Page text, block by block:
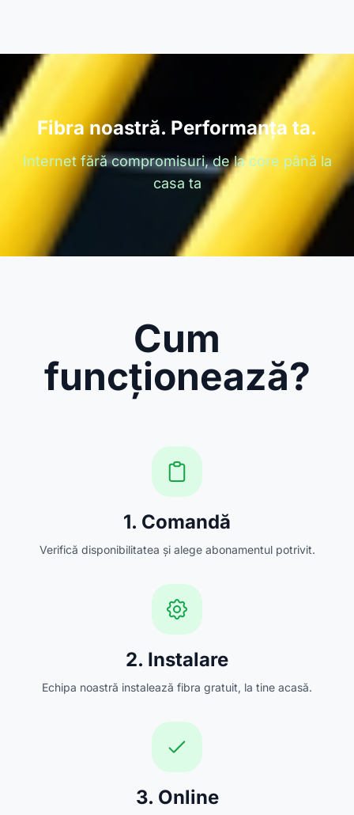
Fibra noastră. Performanța ta.
Internet fără compromisuri, de la core până la
casa ta
Cum
funcționează?
1. Comandă
Verifică disponibilitatea și alege abonamentul potrivit.
2. Instalare
Echipa noastră instalează fibra gratuit, la tine acasă.
3. Online